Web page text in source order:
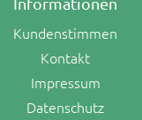
Kundenstimmen
Kontakt
Impressum
Datenschutz